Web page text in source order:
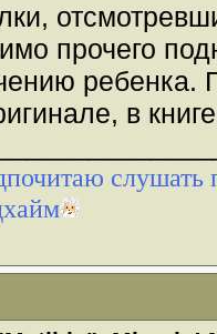
прочего
ребенка.
в
слушать